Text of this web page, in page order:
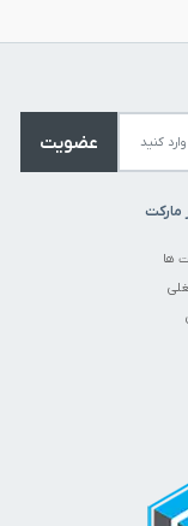
عضویت
مارکت
ها